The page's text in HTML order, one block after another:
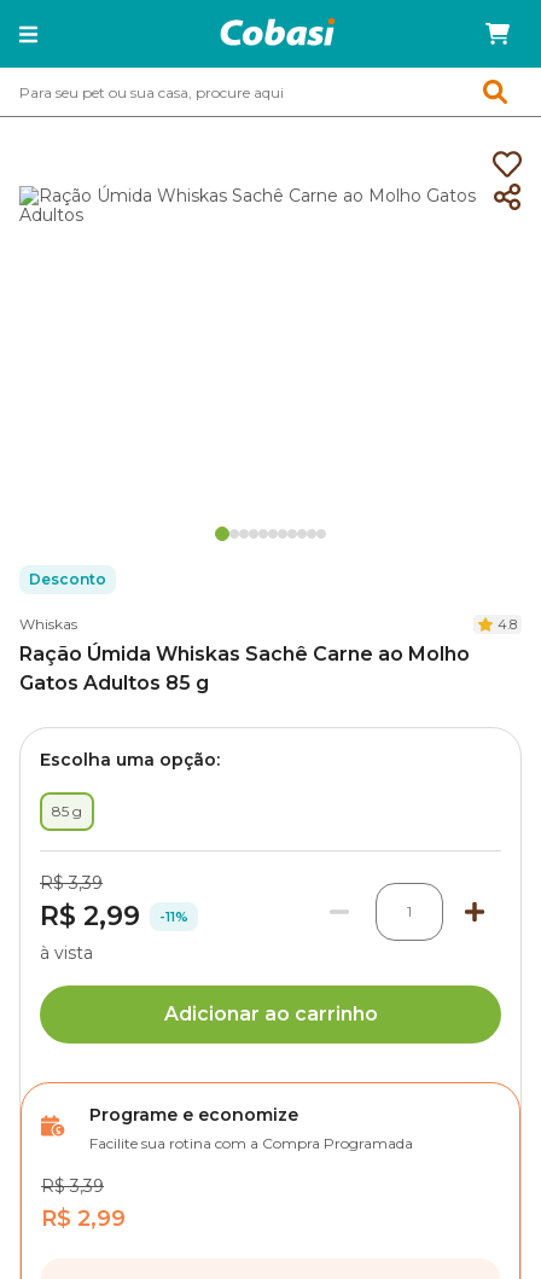
Desconto
Whiskas 4.8
Ração Úmida Whiskas Sachê Carne ao Molho
Gatos Adultos 85 g
Escolha uma opção:
85 g
R$ 3,39
R$ 2,99 -11% 1
à vista
Adicionar ao carrinho
Programe e economize
Facilite sua rotina com a Compra Programada
R$ 3,39
R$ 2,99